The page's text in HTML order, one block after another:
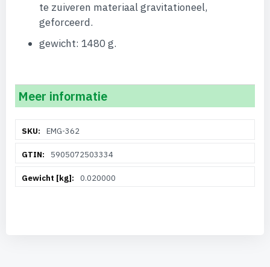
te zuiveren materiaal gravitationeel,
geforceerd.
gewicht: 1480 g.
Meer informatie
informatieEMG-362
5905072503334
0.020000